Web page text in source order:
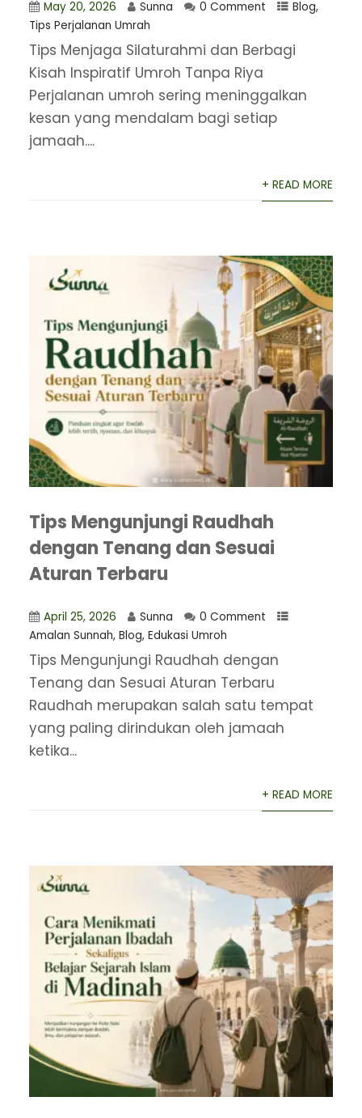
May 20, 2026 Sunna 0 Comment Blog,
Tips Perjalanan Umrah
Tips Menjaga Silaturahmi dan Berbagi
Kisah Inspiratif Umroh Tanpa Riya
Perjalanan umroh sering meninggalkan
kesan yang mendalam bagi setiap
jamaah....
+ READ MORE
Tips Mengunjungi Raudhah
dengan Tenang dan Sesuai
Aturan Terbaru
April 25, 2026 Sunna
0 Comment
Amalan Sunnah, Blog, Edukasi Umroh
Tips Mengunjungi Raudhah dengan
Tenang dan Sesuai Aturan Terbaru
Raudhah merupakan salah satu tempat
yang paling dirindukan oleh jamaah
ketika...
+ READ MORE